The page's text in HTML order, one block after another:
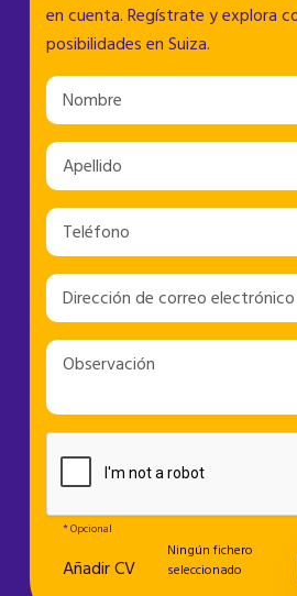
en cuenta. Regístrate y explora
posibilidades en Suiza.
Añadir CV
Ningún fichero
seleccionado
* Opcional